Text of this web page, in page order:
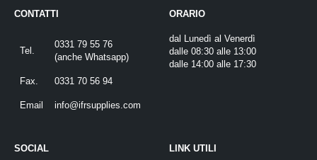
CONTATTI
Tel.
0331 79 55 76
(anche Whatsapp)
Fax. 0331 70 56 94
Email info@ifrsupplies.com
ORARIO
dal Lunedì al Venerdì
dalle 08:30 alle 13:00
dalle 14:00 alle 17:30
SOCIAL LINK UTILI